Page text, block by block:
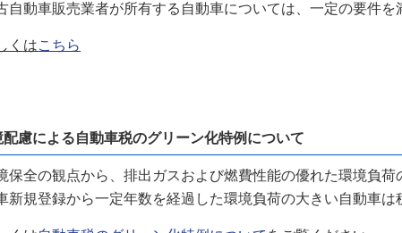
車販売業者が所有する自動車については、一定の要件を
くはこちら
慮による自動車税のグリーン化特例について
の観点から、排出ガスおよび燃費性能の優れた環境負荷
新規登録から一定年数を経過した環境負荷の大きい自動車は